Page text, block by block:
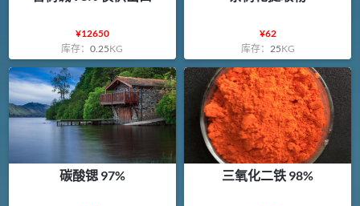
¥12650
库存：0.25KG
¥62
库存： 25KG
碳酸锶 97% 三氧化二铁 98%